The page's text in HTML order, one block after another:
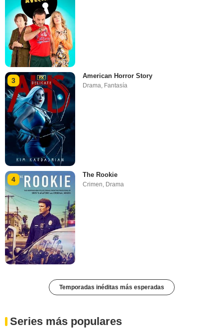
3
American Horror Story
Drama, Fantasía
4
The Rookie
Crimen Drama
Temporadas inéditas más esperadas
Series más populares